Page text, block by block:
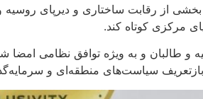
بخشی از رقابت ساختاری و دیرپای
مرکزی کوتاه کند.
و طالبان و به ویژه توافق نظامی
سیاست‌های منطقه‌ای و